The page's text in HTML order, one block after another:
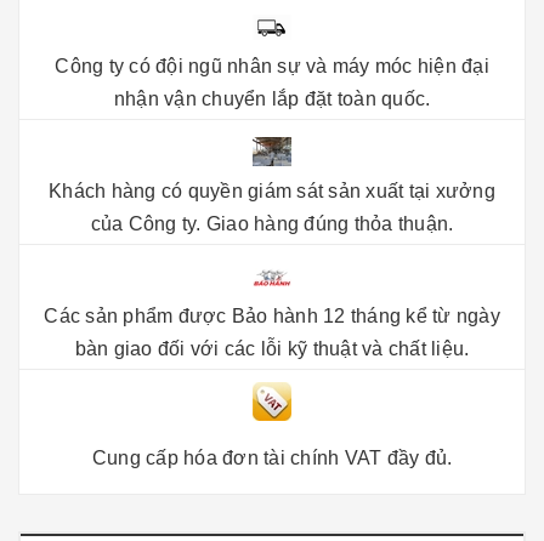
Công ty có đội ngũ nhân sự và máy móc hiện đại
nhận vận chuyển lắp đặt toàn quốc.
Khách hàng có quyền giám sát sản xuất tại xưởng
của Công ty. Giao hàng đúng thỏa thuận.
Các sản phẩm được Bảo hành 12 tháng kể từ ngày
bàn giao đối với các lỗi kỹ thuật và chất liệu.
Cung cấp hóa đơn tài chính VAT đầy đủ.